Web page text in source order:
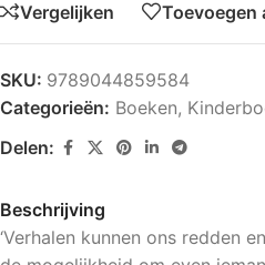
Vergelijken Toevoegen
SKU: 9789044859584
Categorieën: Boeken,
Delen:
Beschrijving
‘Verhalen kunnen ons redden